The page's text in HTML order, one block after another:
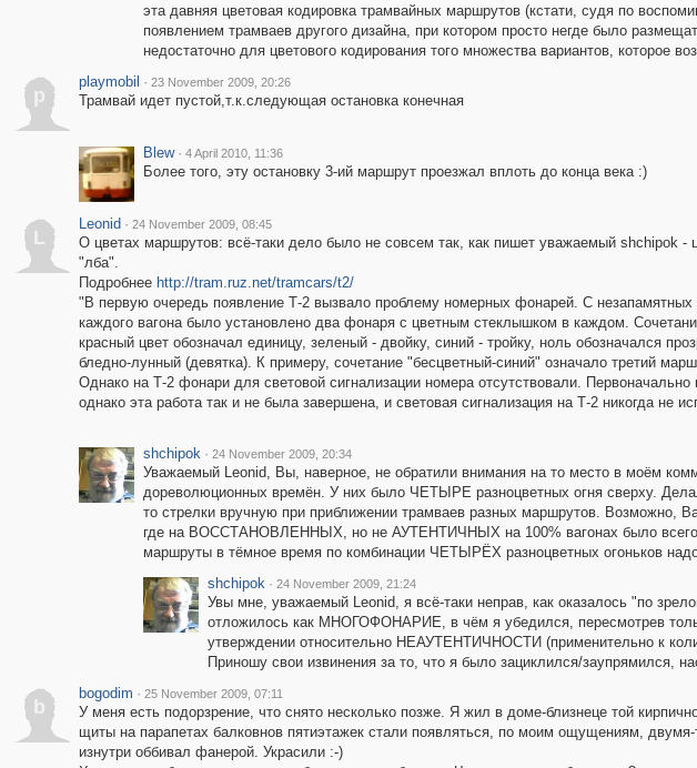
эта давняя цветовая кодировка трамвайных маршрутов (кстати, судя по
появлением трамваев другого дизайна, при котором просто негде было
недостаточно для цветового кодирования того множества вариантов, которое
p
playmobil · 23 November 2009, 20:26
Трамвай идет пустой,т.к.следующая остановка конечная
Blew · 4 April 2010, 11:36
Более того, эту остановку 3-ий маршрут проезжал вплоть до конца века :)
L
Leonid · 24 November 2009, 08:45
О цветах маршрутов: всё-таки дело было не совсем так, как пишет уважаемый shchipok
"лба".
Подробнее http://tram.ruz.net/tramcars/t2/
"В первую очередь появление Т-2 вызвало проблему номерных фонарей. С
каждого вагона было установлено два фонаря с цветным стеклышком в каждом.
красный цвет обозначал единицу, зеленый - двойку, синий - тройку, ноль обозначался
бледно-лунный (девятка). К примеру, сочетание "бесцветный-синий" означало третий
Однако на Т-2 фонари для световой сигнализации номера отсутствовали.
однако эта работа так и не была завершена, и световая сигнализация на Т-2 никогда не
shchipok · 24 November 2009, 20:34
Уважаемый Leonid, Вы, наверное, не обратили внимания на то место в моём
дореволюционных времён. У них было ЧЕТЫРЕ разноцветных огня сверху.
то стрелки вручную при приближении трамваев разных маршрутов. Возможно,
где на ВОССТАНОВЛЕННЫХ, но не АУТЕНТИЧНЫХ на 100% вагонах было
маршруты в тёмное время по комбинации ЧЕТЫРЁХ разноцветных огоньков
shchipok · 24 November 2009, 21:24
Увы мне, уважаемый Leonid, я всё-таки неправ, как оказалось "по
отложилось как МНОГОФОНАРИЕ, в чём я убедился, пересмотрев
утверждении относительно НЕАУТЕНТИЧНОСТИ (применительно к
Приношу свои извинения за то, что я было зациклился/заупрямился,
b
bogodim · 25 November 2009, 07:11
У меня есть подорзрение, что снято несколько позже. Я жил в доме-близнеце той
щиты на парапетах балковнов пятиэтажек стали появляться, по моим ощущениям,
изнутри оббивал фанерой. Украсили :-)